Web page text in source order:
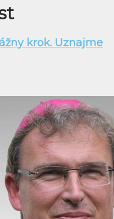
krok. Uznajme